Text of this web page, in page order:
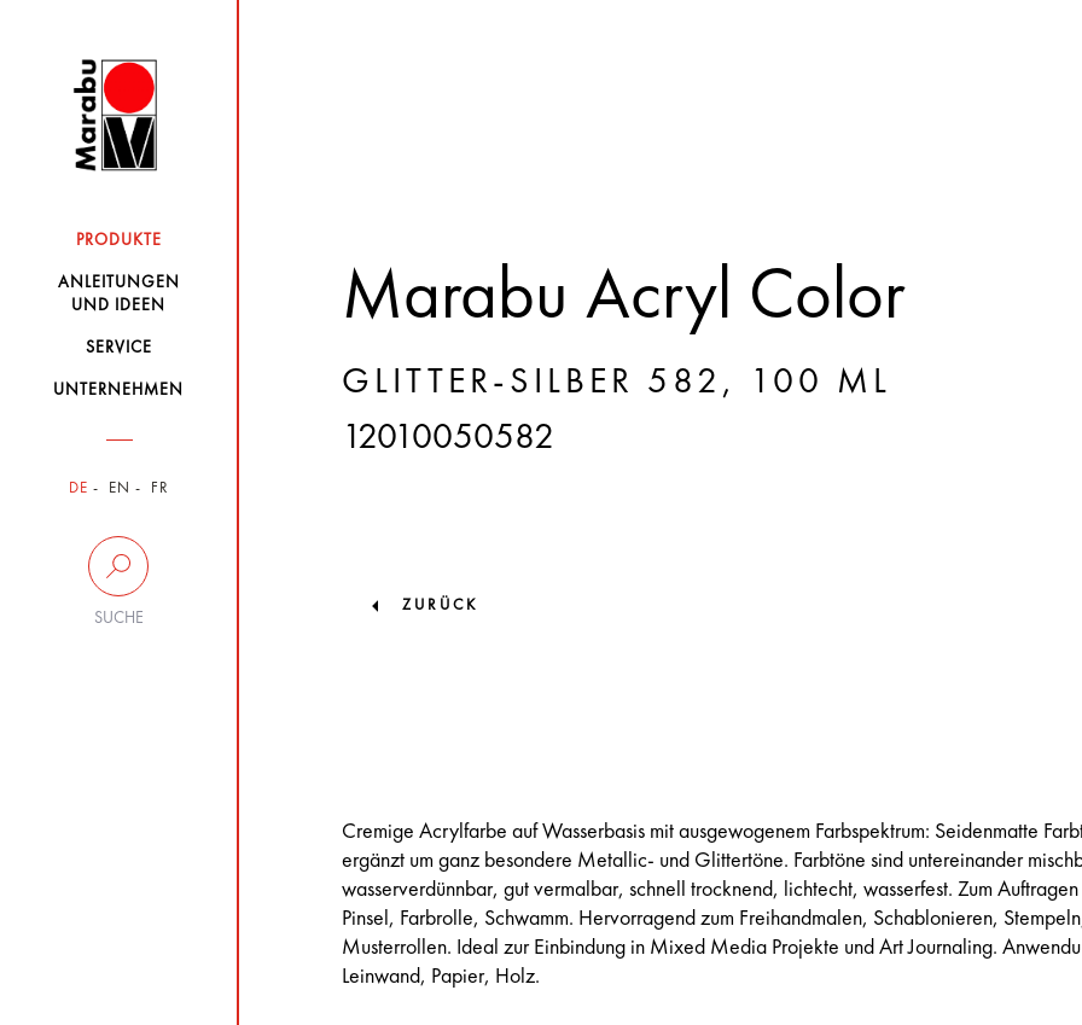
PRODUKTE
ANLEITUNGEN
UND IDEEN
SERVICE
UNTERNEHMEN
DE EN FR
SUCHE
Marabu Acryl Color
GLITTER-SILBER 582, 100 ML
12010050582
ZURÜCK
Cremige Acrylfarbe auf Wasserbasis mit ausgewogenem Farbspektrum: Seidenmatte
ergänzt um ganz besondere Metallic- und Glittertöne. Farbtöne sind untereinander
wasserverdünnbar, gut vermalbar, schnell trocknend, lichtecht, wasserfest. Zum Auftragen
Pinsel, Farbrolle, Schwamm. Hervorragend zum Freihandmalen, Schablonieren,
Musterrollen. Ideal zur Einbindung in Mixed Media Projekte und Art Journaling.
Leinwand, Papier, Holz.